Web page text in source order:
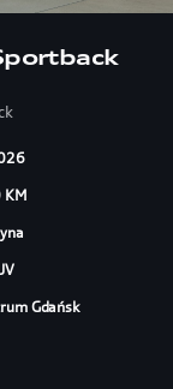
KM
Gdańsk